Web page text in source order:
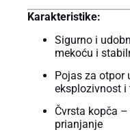
Karakteristike:
Sigurno i
mekoću i
Pojas za otpor
eksplozivnost i
Čvrsta kopča
prianjanje